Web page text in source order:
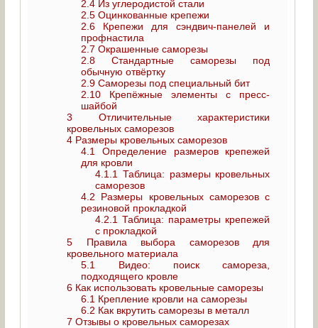
2.4 Из углеродистой стали
2.5 Оцинкованные крепежи
2.6 Крепежи для сэндвич-панелей и
профнастила
2.7 Окрашенные саморезы
2.8 Стандартные саморезы под
обычную отвёртку
2.9 Саморезы под специальный бит
2.10 Крепёжные элементы с пресс-
шайбой
3 Отличительные характеристики
кровельных саморезов
4 Размеры кровельных саморезов
4.1
Определение размеров крепежей
для кровли
4.1.1
Таблица: размеры кровельных
саморезов
4.2 Размеры кровельных саморезов с
резиновой прокладкой
4.2.1 Таблица: параметры крепежей
с прокладкой
5 Правила выбора саморезов для
кровельного материала
5.1
Видео: поиск самореза,
подходящего кровле
6 Как использовать кровельные саморезы
6.1 Крепление кровли на саморезы
6.2 Как вкрутить саморезы в металл
7 Отзывы о кровельных саморезах